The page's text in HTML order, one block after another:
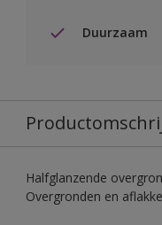
Duurzaam
Halfglanzende
Overgronden en